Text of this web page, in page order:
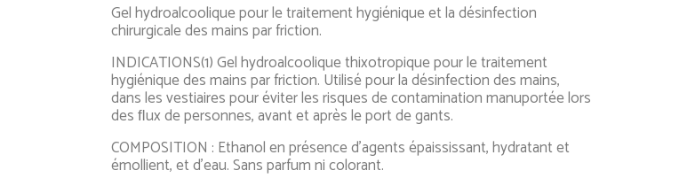
Gel hydroalcoolique pour le traitement hygiénique et la désinfection
chirurgicale des mains par friction.
INDICATIONS(1) Gel hydroalcoolique thixotropique pour le traitement
hygiénique des mains par friction. Utilisé pour la désinfection des mains,
dans les vestiaires pour éviter les risques de contamination manuportée lors
des ﬂux de personnes, avant et après le port de gants.
COMPOSITION : Ethanol en présence d’agents épaississant, hydratant et
émollient, et d’eau. Sans parfum ni colorant.